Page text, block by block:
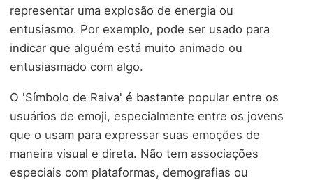
representar uma explosão de energia ou
entusiasmo. Por exemplo, pode ser usado para
indicar que alguém está muito animado ou
entusiasmado com algo.
O 'Símbolo de Raiva' é bastante popular entre os
usuários de emoji, especialmente entre os jovens
que o usam para expressar suas emoções de
maneira visual e direta. Não tem associações
especiais com plataformas, demografias ou